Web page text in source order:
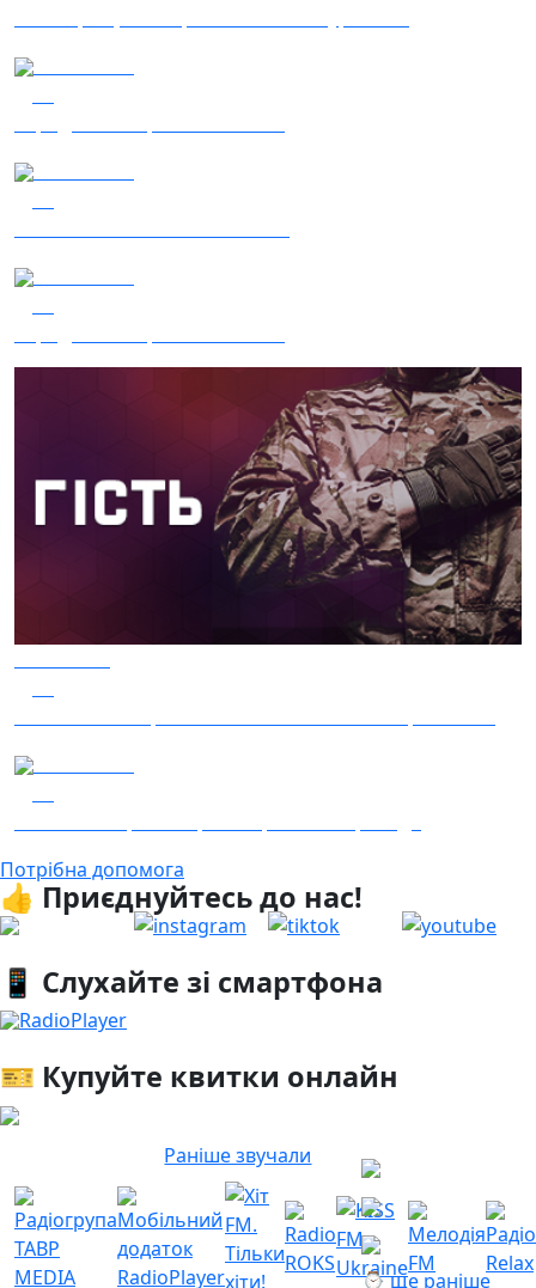
Раніше звучали
⌚ ще раніше
Потрібна допомога
👍 Приєднуйтесь до нас!
📱 Слухайте зі смартфона
RadioPlayer
🎫 Купуйте квитки онлайн